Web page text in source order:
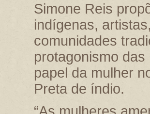
Simone Reis
indígenas,
comunidades
protagonismo
papel da mulher
Preta de índio.
“As mulheres